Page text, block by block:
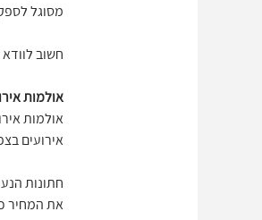
מסוגל
חשוב
אולמות
אולמות
אירועים
חתונות
את המחיר כדאי